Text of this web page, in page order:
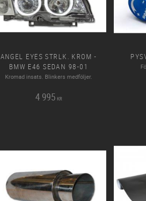
ANGEL EYES STRLK. KROM -
BMW E46 SEDAN 98-01
Kromad insats. Blinkers medföljer.
4 995 KR